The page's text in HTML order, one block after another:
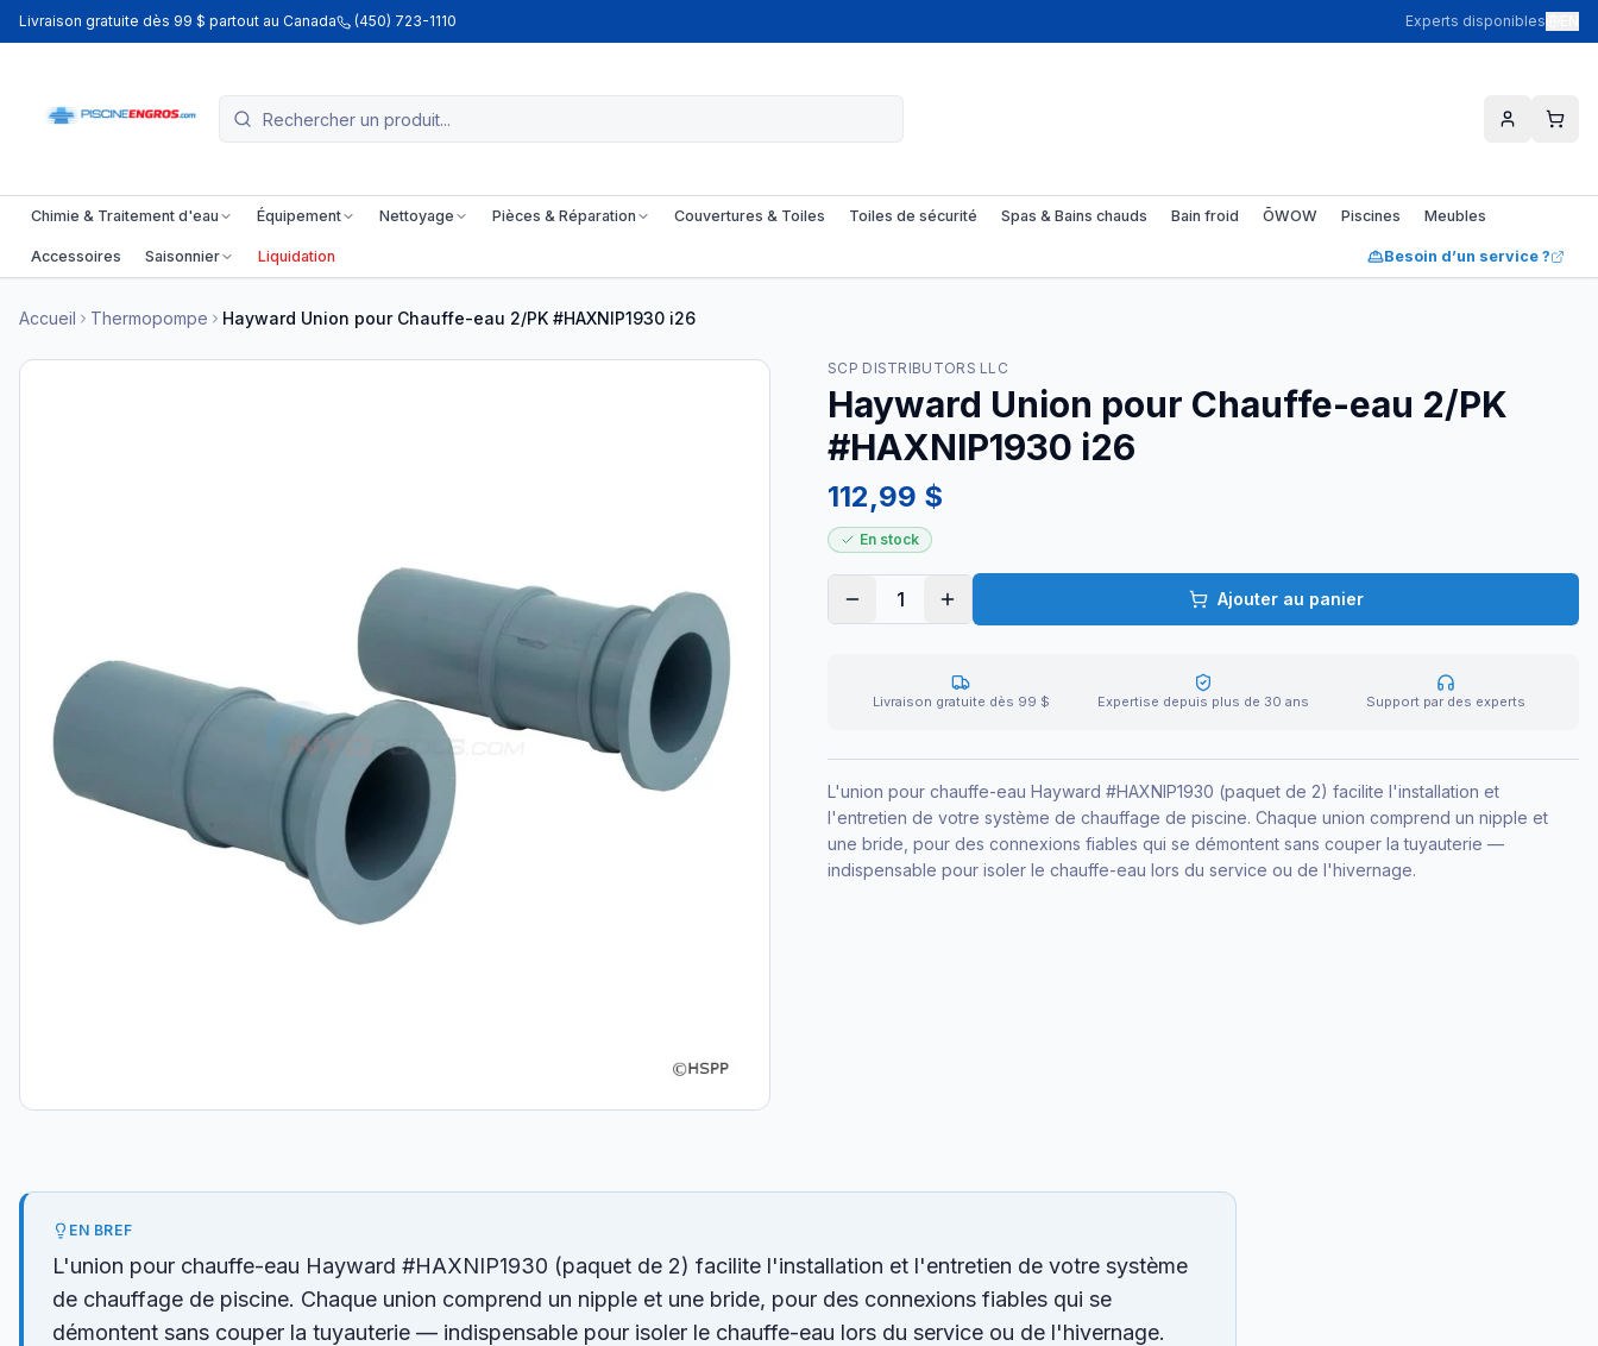
Livraison gratuite dès 99 $ partout au Canada (450) 723-1110 Experts disponibles
Chimie & Traitement d'eau Équipement Nettoyage Pièces & Réparation Couvertures & Toiles Toiles de sécurité Spas & Bains chauds Bain froid ŌWOW Piscines Meubles
Accessoires Saisonnier Liquidation Besoin d’un service ?
Accueil Thermopompe Hayward Union pour Chauffe-eau 2/PK #HAXNIP1930 i26
SCP DISTRIBUTORS LLC
Hayward Union pour Chauffe-eau 2/PK
#HAXNIP1930 i26
112,99 $
En stock
1 Ajouter au panier
Livraison gratuite dès 99 $ Expertise depuis plus de 30 ans Support par des experts
L'union pour chauffe-eau Hayward #HAXNIP1930 (paquet de 2) facilite l'installation et
l'entretien de votre système de chauffage de piscine. Chaque union comprend un nipple et
une bride, pour des connexions fiables qui se démontent sans couper la tuyauterie —
indispensable pour isoler le chauffe-eau lors du service ou de l'hivernage.
EN BREF
L'union pour chauffe-eau Hayward #HAXNIP1930 (paquet de 2) facilite l'installation et l'entretien de votre système
de chauffage de piscine. Chaque union comprend un nipple et une bride, pour des connexions fiables qui se
démontent sans couper la tuyauterie — indispensable pour isoler le chauffe-eau lors du service ou de l'hivernage.